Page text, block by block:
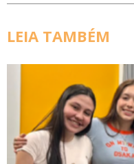
LEIA TAMBÉM